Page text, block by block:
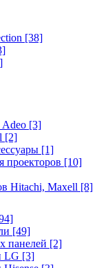
[38]
[3]
[2]
[1]
проекторов [10]
Hitachi, Maxell [8]
[49]
панелей [2]
LG [3]